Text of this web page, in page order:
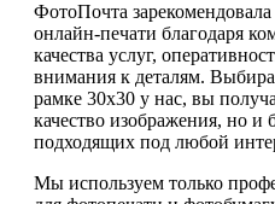
ФотоПочта
онлайн-печати благодаря
качества услуг,
внимания к деталям.
рамке 30х30 у нас, вы
качество изображения, но и
подходящих под любой
Мы используем только